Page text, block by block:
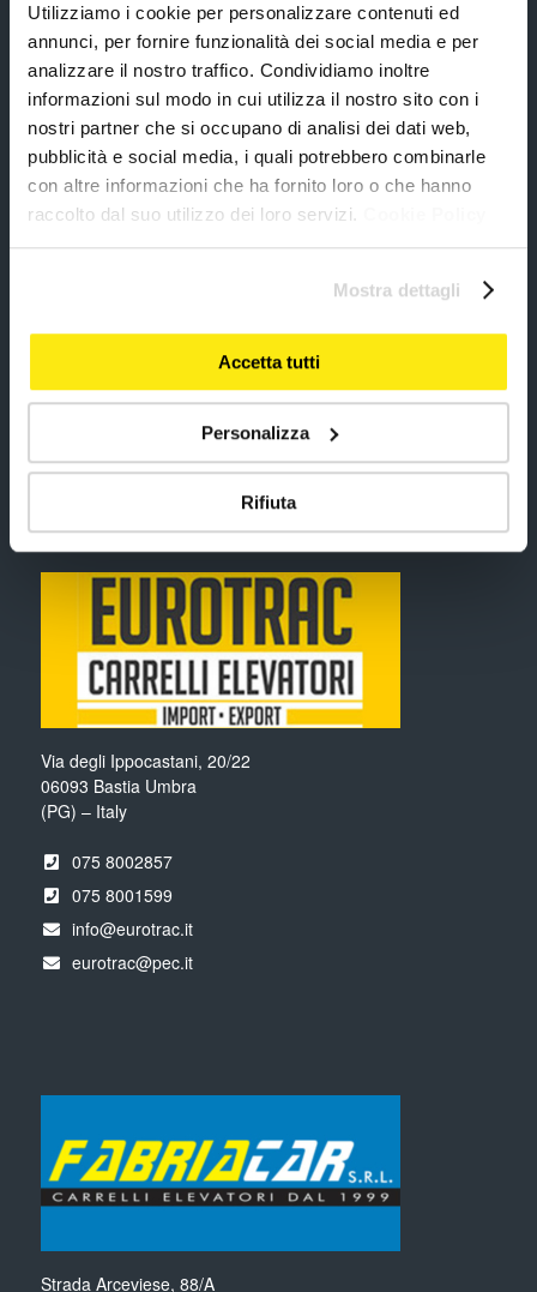
Utilizziamo i cookie per personalizzare contenuti ed
annunci, per fornire funzionalità dei social media e per
analizzare il nostro traffico. Condividiamo inoltre
informazioni sul modo in cui utilizza il nostro sito con i
nostri partner che si occupano di analisi dei dati web,
pubblicità e social media, i quali potrebbero combinarle
con altre informazioni che ha fornito loro o che hanno
raccolto dal suo utilizzo dei loro servizi.
Mostra dettagli
Accetta tutti
Personalizza
Rifiuta
Uffici
Dal lunedi al venerdi:
8:30-12:30 | 14:30 – 18:30
Sabato: 8:00-12:00
Domenica e festivi: chiuso.
Officina
Dal lunedi al venerdi:
+39 075 8011482
info@movimacsrl.it
commerciale@movimacsrl.it
Via degli Ippocastani, 20/22
06093 Bastia Umbra
(PG) – Italy
075 8002857
075 8001599
info@eurotrac.it
eurotrac@pec.it
Strada Arceviese, 88/A